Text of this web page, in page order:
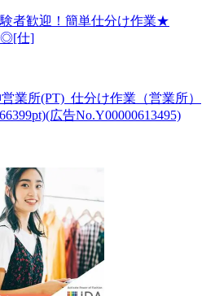
験者歓迎！簡単仕分け作業★
◎[仕]
業所(PT)_仕分け作業（営業所）
広告No.Y00000613495)